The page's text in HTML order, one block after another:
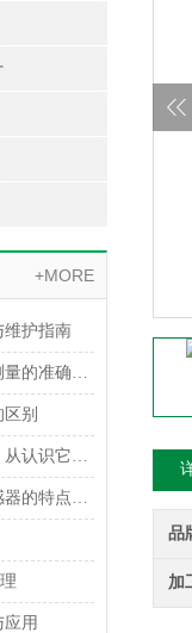
+MORE
维护指南
磁致伸缩液位计如何保证测量的准确性？
别
认识分体热式风速变送器，从认识它的功能特点开始
带线分体式热电阻温度传感器的特点及应用
用
品
加